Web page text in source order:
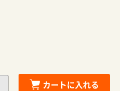
カートに入れる